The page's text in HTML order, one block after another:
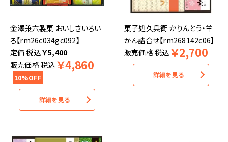
金澤兼六製菓 おいしさいろい
ろ【rm26c034gc092】
税込￥5,400
販売価格税込 ￥4,860
10%OFF
詳細を見る
菓子処久兵衛 かりんとう・羊
かん詰合せ【rm268142c06】
販売価格税込 ￥2,700
詳細を見る